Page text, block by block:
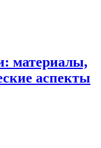
материалы,
аспекты